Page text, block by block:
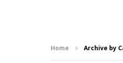
Home Archive by